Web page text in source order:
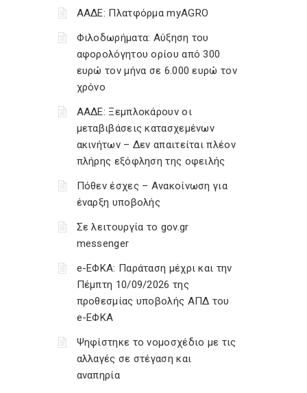
ΑΑΔΕ: Πλατφόρμα myAGRO
Φιλοδωρήματα: Αύξηση του
αφορολόγητου ορίου από 300
ευρώ τον μήνα σε 6.000 ευρώ τον
χρόνο
ΑΑΔΕ: Ξεμπλοκάρουν οι
μεταβιβάσεις κατασχεμένων
ακινήτων – Δεν απαιτείται πλέον
πλήρης εξόφληση της οφειλής
Πόθεν έσχες – Ανακοίνωση για
έναρξη υποβολής
Σε λειτουργία το gov.gr
messenger
e-ΕΦΚΑ: Παράταση μέχρι και την
Πέμπτη 10/09/2026 της
προθεσμίας υποβολής ΑΠΔ του
e-ΕΦΚΑ
Ψηφίστηκε το νομοσχέδιο με τις
αλλαγές σε στέγαση και
αναπηρία